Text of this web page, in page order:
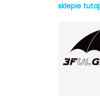
sklepie tutaj